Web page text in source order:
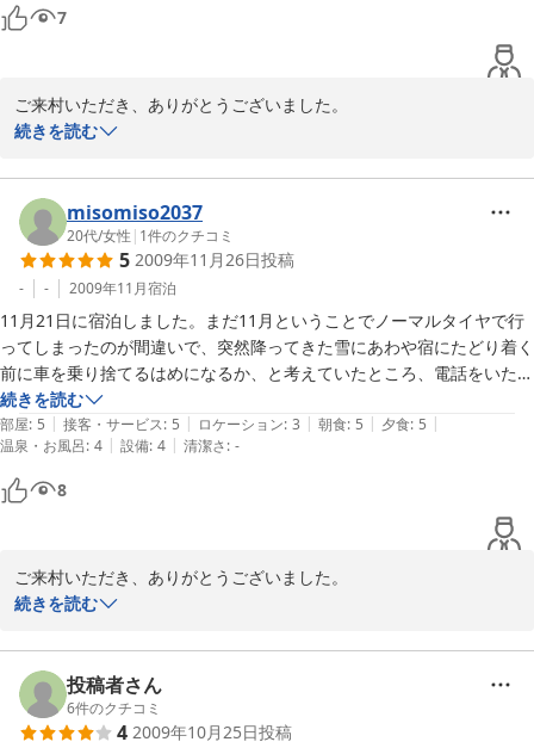
ロッジの方も非常に親切で、楽しく過ごすことができました。
ありがとうございました。
7
ご来村いただき、ありがとうございました。
この時期は新緑が大変きれいな時期です。土曜日はお天気もよく、
冬は白銀の森に満天の星空．．春とは違った風景をお楽しみいただ
けます。
また皆様でお越しください。お待ちしております。
どんぐり村
2010-05-24
続きを読む
misomiso2037
20代/女性 | 1件のクチコミ
5 2009年11月26日投稿
- - 2009年11月宿泊
11月21日に宿泊しました。まだ11月ということでノーマルタイヤで行
ってしまったのが間違いで、突然降ってきた雪にあわや宿にたどり着く
前に車を乗り捨てるはめになるか、と考えていたところ、電話をいただ
き、途中まで迎えにきていただいて車も近くのホテルに止めていただけ
るよう交渉していただけたことにとても感動しました。おかげさまで無
事翌日も、車で観光ができました。
もちろん食事もとてもおいしかったです。信州牛もおいしかったです
が、朝食も手がこんでいました。
何年ぶりかの家族旅行でいい思い出が残せました。ありがとうございま
続きを読む
部屋: 5 | 接客・サービス: 5 | ロケーション: 3 | 朝食: 5 | 夕食: 5 |
温泉・お風呂: 4 | 設備: 4 | 清潔さ: -
8
ご来村いただき、ありがとうございました。
11月は時々雪が降る日もあるのですが、たまたま重なってしまいご
そのような中、皆様にお喜びいただけ大変うれしく思います。
斑尾高原、周辺の観光地も四季によりさまざまな見所、遊びがござ
います。
またのお越しをお待ちしております。
続きを読む
投稿者さん
6件のクチコミ
4 2009年10月25日投稿